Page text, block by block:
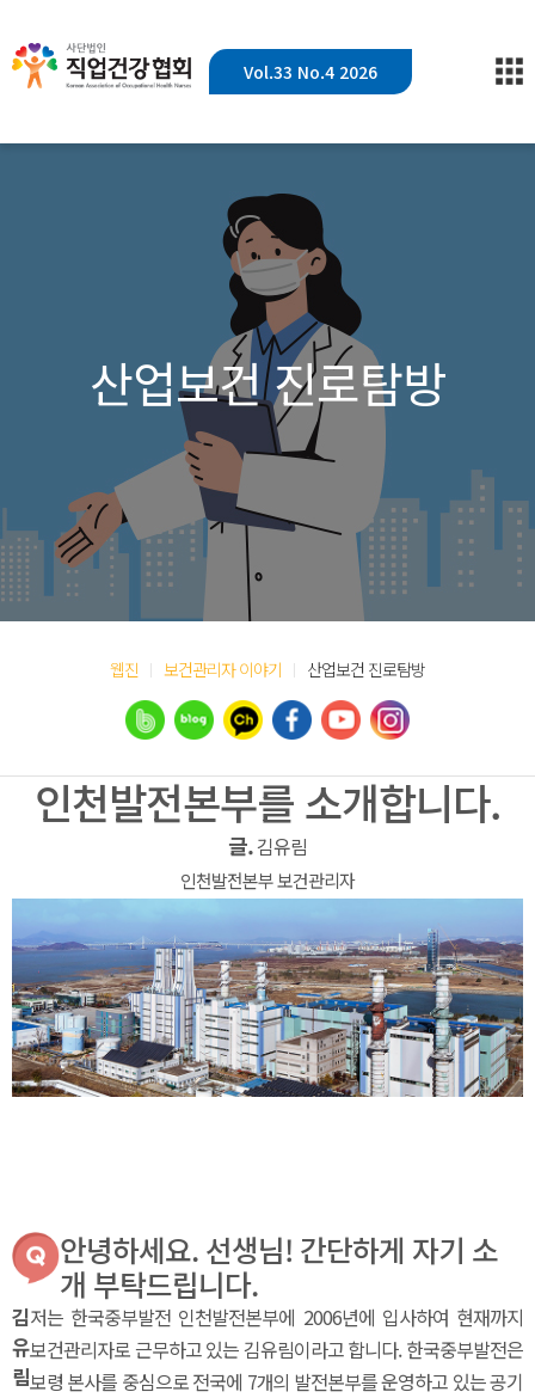
Vol.33 No.4 2026
산업보건 진로탐방
웹진 보건관리자 이야기 산업보건 진로탐방
인천발전본부를 소개합니다.
글.김유림
인천발전본부 보건관리자
안녕하세요. 선생님! 간단하게 자기 소
개 부탁드립니다.
김
유
림
저는 한국중부발전 인천발전본부에 2006년에 입사하여 현재까지
보건관리자로 근무하고 있는 김유림이라고 합니다. 한국중부발전은
보령 본사를 중심으로 전국에 7개의 발전본부를 운영하고 있는 공기